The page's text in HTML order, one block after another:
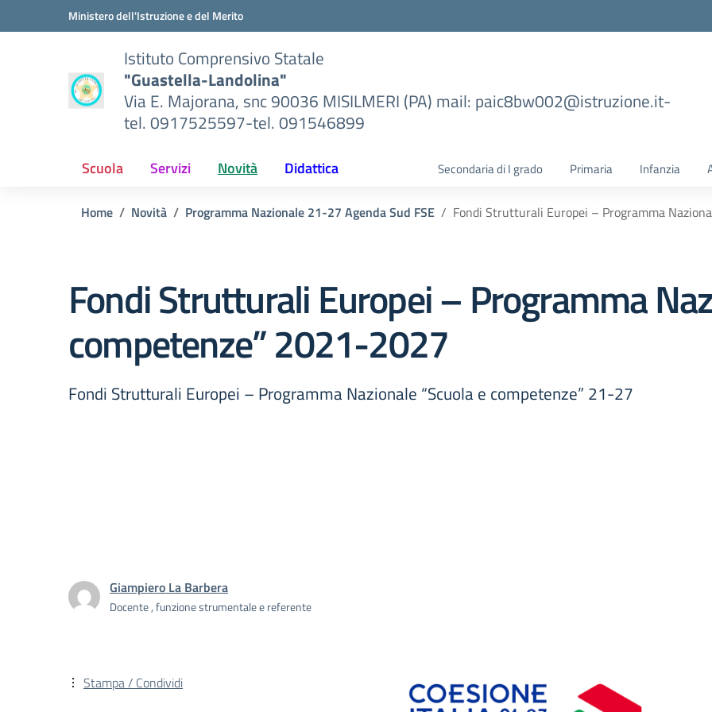
Vai ai contenuti
Vai al menu di navigazioneMinistero dell'Istruzione e del Merito
Istituto Comprensivo Statale
"Guastella-Landolina"
Via E. Majorana, snc 90036 MISILMERI (PA) mail: paic8bw002@istruzione.it-
tel. 0917525597-tel. 091546899
Scuola Servizi Novità Didattica Secondaria di I grado Primaria Infanzia
Home Novità Programma Nazionale 21-27 Agenda Sud FSE Fondi Strutturali Europei – Programma
Fondi Strutturali Europei – Programma
competenze” 2021-2027
Fondi Strutturali Europei – Programma Nazionale “Scuola e competenze” 21-27
Giampiero La Barbera
Docente , funzione strumentale e referente
Stampa / Condividi